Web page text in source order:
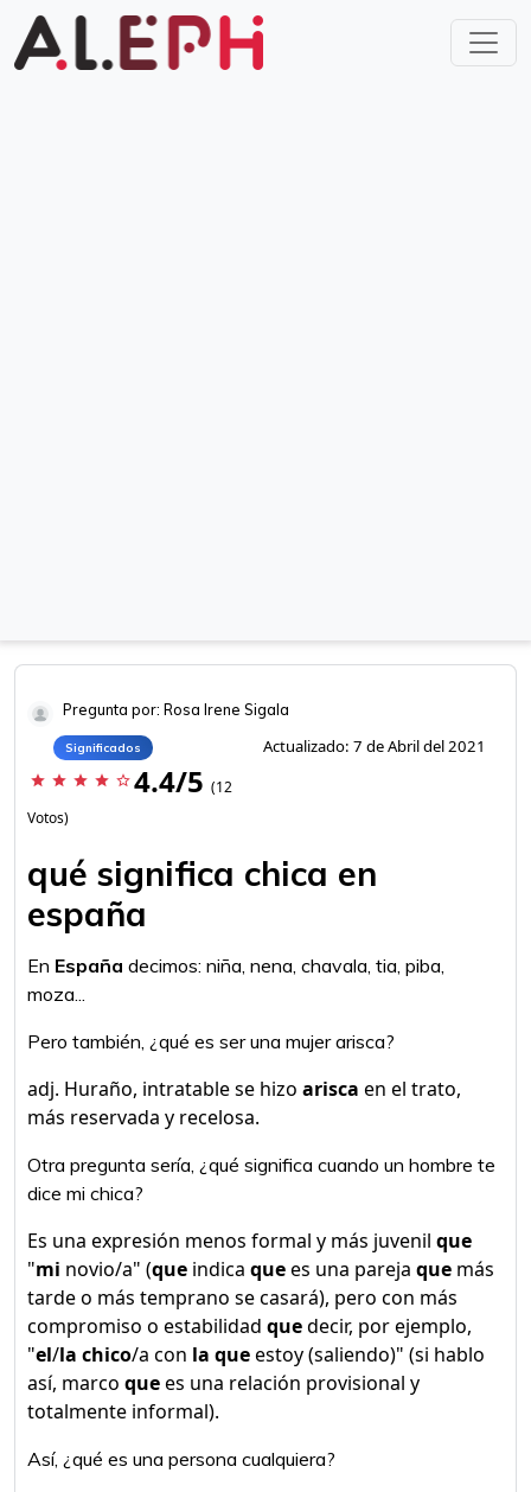
Pregunta por: Rosa Irene Sigala
Significados Actualizado: 7 de Abril del 2021
star star star star star_border 4.4/5 (12
Votos)
qué significa chica en
españa
En España decimos: niña, nena, chavala, tia, piba,
moza...
Pero también, ¿qué es ser una mujer arisca?
adj. Huraño, intratable se hizo arisca en el trato,
más reservada y recelosa.
Otra pregunta sería, ¿qué significa cuando un hombre te
dice mi chica?
Es una expresión menos formal y más juvenil que
"mi novio/a" (que indica quees una pareja que más
tarde o más temprano se casará), pero con más
compromiso o estabilidad quedecir, por ejemplo,
"el/la chico/a con la queestoy (saliendo)" (si hablo
así, marco quees una relación provisional y
totalmente informal).
Así, ¿qué es una persona cualquiera?